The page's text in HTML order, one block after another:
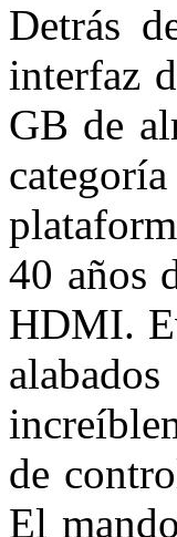
Detrás
interfaz
GB de
40 años
HDMI.
de
El